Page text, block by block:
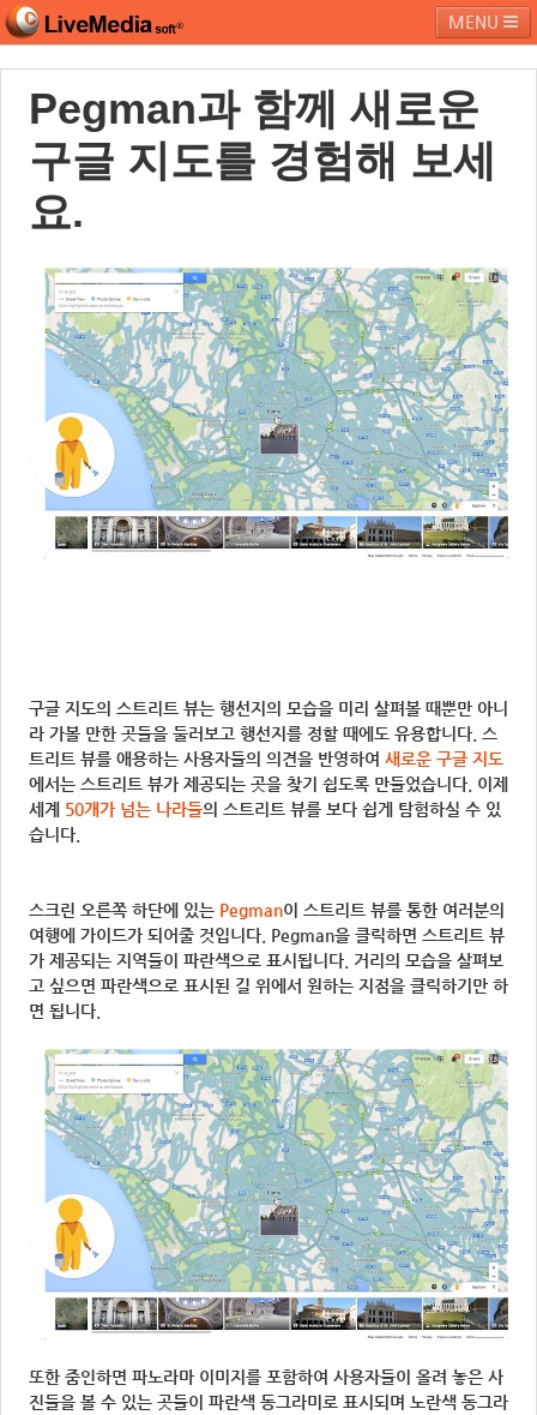
MENU
라이브미디어소프트 제품 및 서비스 블로그 커뮤니티
페밀리 사이트
Pegman과 함께 새로운
구글 지도를 경험해 보세
요.
구글 지도의 스트리트 뷰는 행선지의 모습을 미리 살펴볼 때뿐만 아니
라 가볼 만한 곳들을 둘러보고 행선지를 정할 때에도 유용합니다. 스
트리트 뷰를 애용하는 사용자들의 의견을 반영하여 새로운 구글 지도
에서는 스트리트 뷰가 제공되는 곳을 찾기 쉽도록 만들었습니다. 이제
세계 50개가 넘는 나라들의 스트리트 뷰를 보다 쉽게 탐험하실 수 있
습니다.
스크린 오른쪽 하단에 있는 Pegman이 스트리트 뷰를 통한 여러분의
여행에 가이드가 되어줄 것입니다. Pegman을 클릭하면 스트리트 뷰
가 제공되는 지역들이 파란색으로 표시됩니다. 거리의 모습을 살펴보
고 싶으면 파란색으로 표시된 길 위에서 원하는 지점을 클릭하기만 하
면 됩니다.
또한 줌인하면 파노라마 이미지를 포함하여 사용자들이 올려 놓은 사
진들을 볼 수 있는 곳들이 파란색 동그라미로 표시되며 노란색 동그라